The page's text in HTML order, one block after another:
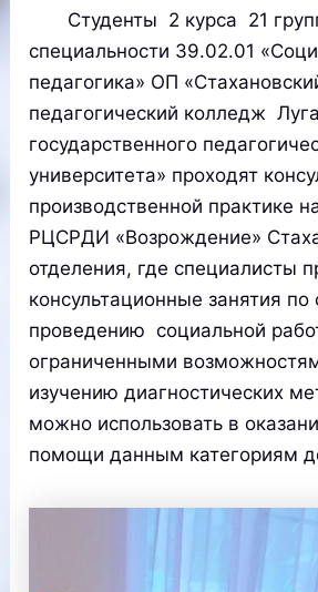
Студенты 2 курса 21
специальности 39.02.01
педагогика» ОП
педагогический колледж
государственного
университета» проходят
производственной практике
РЦСРДИ «Возрождение»
отделения, где специалисты
консультационные занятия по
проведению социальной
ограниченными
изучению диагностических
можно использовать в
помощи данным категориям